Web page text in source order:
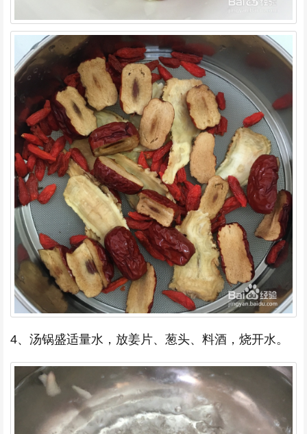
4、汤锅盛适量水，放姜片、葱头、料酒，烧开水。